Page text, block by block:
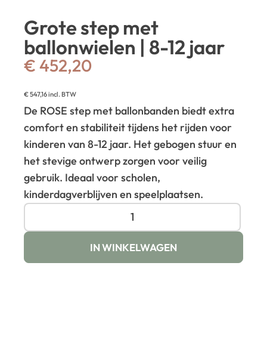
Grote step met
ballonwielen | 8-12 jaar
€ 452,20
€547,16incl. BTW
De ROSE step met ballonbanden biedt extra
comfort en stabiliteit tijdens het rijden voor
kinderen van 8-12 jaar. Het gebogen stuur en
het stevige ontwerp zorgen voor veilig
gebruik. Ideaal voor scholen,
kinderdagverblijven en speelplaatsen.
IN WINKELWAGEN